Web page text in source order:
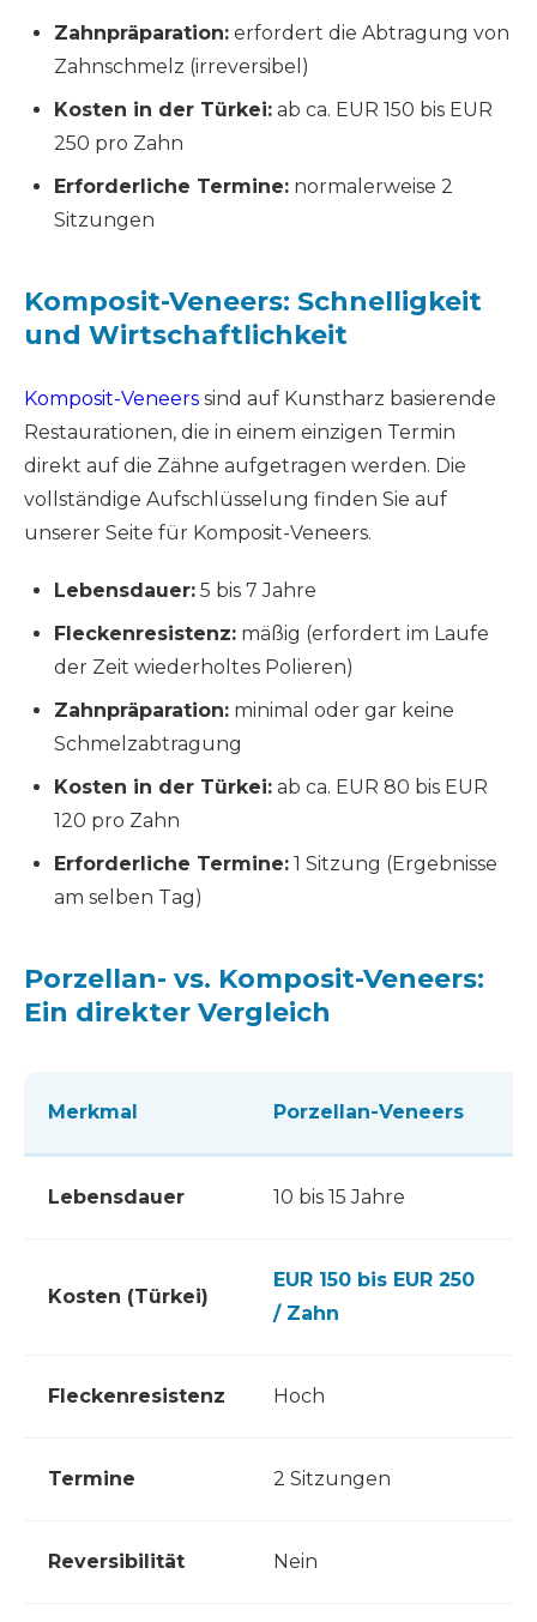
Zahnpräparation: erfordert die Abtragung von
Zahnschmelz (irreversibel)
Kosten in der Türkei: ab ca. EUR 150 bis EUR
250 pro Zahn
Erforderliche Termine: normalerweise 2
Sitzungen
Komposit-Veneers: Schnelligkeit
und Wirtschaftlichkeit
Komposit-Veneers sind auf Kunstharz basierende
Restaurationen, die in einem einzigen Termin
direkt auf die Zähne aufgetragen werden. Die
vollständige Aufschlüsselung finden Sie auf
unserer Seite für Komposit-Veneers.
Lebensdauer: 5 bis 7 Jahre
Fleckenresistenz: mäßig (erfordert im Laufe
der Zeit wiederholtes Polieren)
Zahnpräparation: minimal oder gar keine
Schmelzabtragung
Kosten in der Türkei: ab ca. EUR 80 bis EUR
120 pro Zahn
Erforderliche Termine: 1 Sitzung (Ergebnisse
am selben Tag)
Porzellan- vs. Komposit-Veneers:
Ein direkter Vergleich
Merkmal Porzellan-Veneers
Lebensdauer 10 bis 15 Jahre
Kosten (Türkei)
EUR 150 bis EUR 250
/ Zahn
Fleckenresistenz Hoch
Termine 2 Sitzungen
Reversibilität Nein